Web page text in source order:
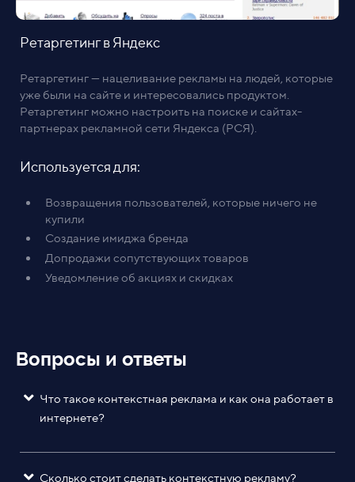
Ретаргетинг в Яндекс
Ретаргетинг — нацеливание рекламы на людей, которые
уже были на сайте и интересовались продуктом.
Ретаргетинг можно настроить на поиске и сайтах-
партнерах рекламной сети Яндекса (РСЯ).
Используется для:
Возвращения пользователей, которые ничего не
купили
Создание имиджа бренда
Допродажи сопутствующих товаров
Уведомление об акциях и скидках
Вопросы и ответы
Что такое контекстная реклама и как она работает в
интернете?
Сколько стоит сделать контекстную рекламу?